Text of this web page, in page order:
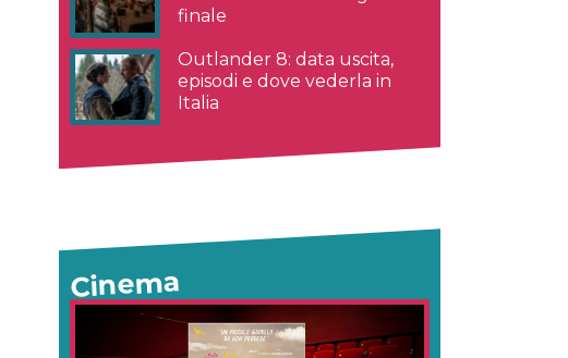
finale
Outlander 8: data uscita,
episodi e dove vederla in
Italia
Cinema